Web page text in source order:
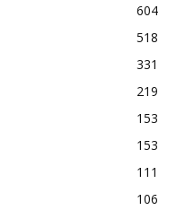
604
518
331
219
153
153
111
106